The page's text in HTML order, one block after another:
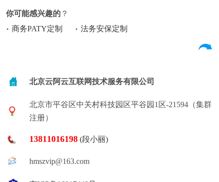
你可能感兴趣的 ？
商务PATY定制
法务安保定制
北京云阿云互联网技术服务有限公司
北京市平谷区中关村科技园区平谷园1区-21594（集群
注册）
13811016198 (段小丽)
hmszvip@163.com